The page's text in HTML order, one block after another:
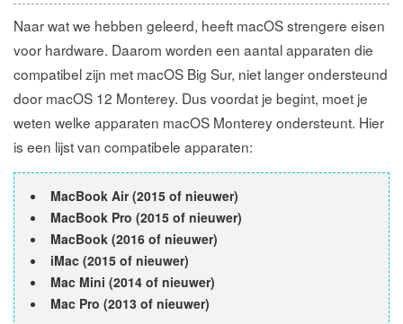
Naar wat we hebben geleerd, heeft macOS strengere eisen
voor hardware. Daarom worden een aantal apparaten die
compatibel zijn met macOS Big Sur, niet langer ondersteund
door macOS 12 Monterey. Dus voordat je begint, moet je
weten welke apparaten macOS Monterey ondersteunt. Hier
is een lijst van compatibele apparaten:
MacBook Air (2015 of nieuwer)
MacBook Pro (2015 of nieuwer)
MacBook (2016 of nieuwer)
iMac (2015 of nieuwer)
Mac Mini (2014 of nieuwer)
Mac Pro (2013 of nieuwer)